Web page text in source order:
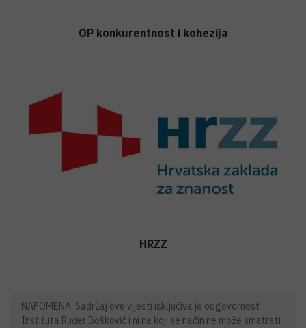
OP konkurentnost i kohezija
HRZZ
NAPOMENA: Sadržaj ove vijesti isključiva je odgovornost
Instituta Ruđer Bošković i ni na koji se način ne može smatrati